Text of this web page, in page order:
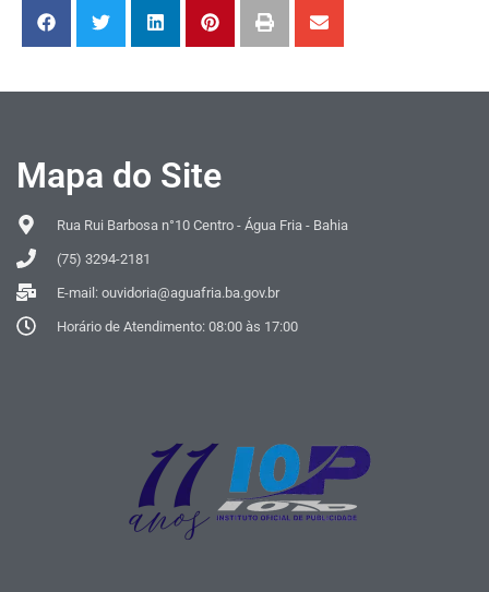
Mapa do Site
Rua Rui Barbosa n°10 Centro - Água Fria - Bahia
(75) 3294-2181
E-mail: ouvidoria@aguafria.ba.gov.br
Horário de Atendimento: 08:00 às 17:00